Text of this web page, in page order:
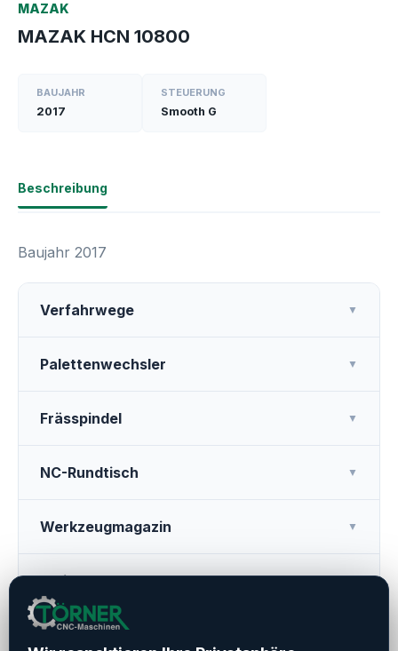
MAZAK
MAZAK HCN 10800
BAUJAHR
2017
STEUERUNG
Smooth G
Beschreibung
Baujahr 2017
Verfahrwege ▼
Palettenwechsler ▼
Frässpindel ▼
NC-Rundtisch ▼
Werkzeugmagazin ▼
Weitere Ausstattung ▼
Betriebszeiten